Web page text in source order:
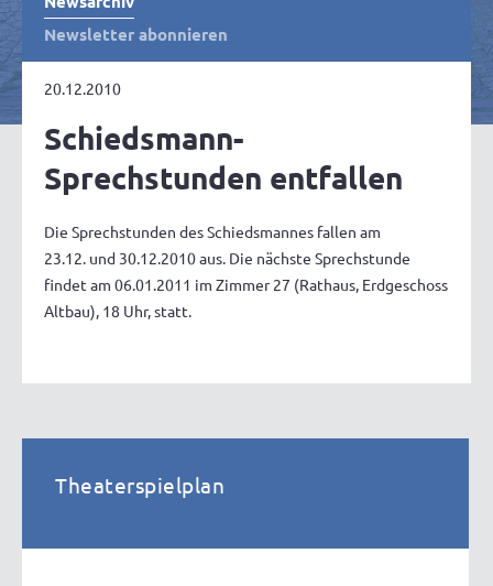
Newsletter abonnieren
20.12.2010
Schiedsmann-
Sprechstunden entfallen
Die Sprechstunden des Schiedsmannes fallen am
23.12. und 30.12.2010 aus. Die nächste Sprechstunde
findet am 06.01.2011 im Zimmer 27 (Rathaus, Erdgeschoss
Altbau), 18 Uhr, statt.
Theaterspielplan